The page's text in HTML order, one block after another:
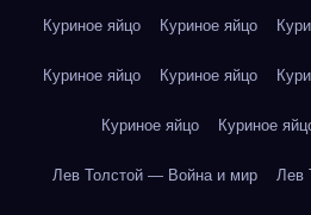
Куриное яйцо Куриное яйцо
Куриное яйцо Куриное яйцо
Куриное яйцо Куриное
Лев Толстой — Война и мир Лев